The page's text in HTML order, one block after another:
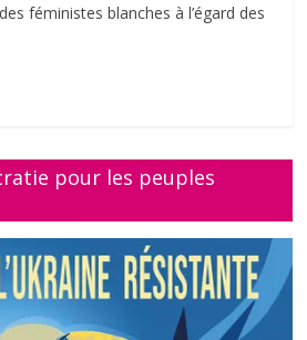
féministes blanches à l’égard des
pour les peuples